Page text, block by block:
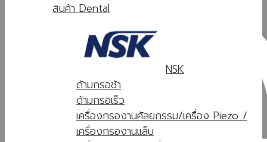
สินค้า Dental
NSK
ด้ามกรอช้า
ด้ามกรอเร็ว
เครื่องกรองานศัลยกรรม/เครื่อง Piezo /
เครื่องกรองานแล็บ